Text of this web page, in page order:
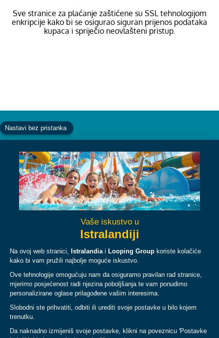
Sve stranice za plaćanje zaštićene su SSL tehnologijom
enkripcije kako bi se osigurao siguran prijenos podataka
kupaca i spriječio neovlašteni pristup.
FacebookInstagramYouTubeTikTok
O NAMA
PLAN
PRAVNI UVJETI I PRAVILA